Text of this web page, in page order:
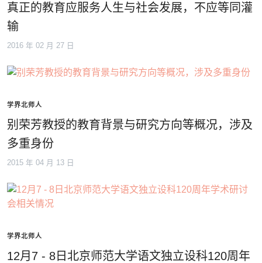
真正的教育应服务人生与社会发展，不应等同灌
输
2016 年 02 月 27 日
学界北师人
别荣芳教授的教育背景与研究方向等概况，涉及
多重身份
2015 年 04 月 13 日
学界北师人
12月7 - 8日北京师范大学语文独立设科120周年